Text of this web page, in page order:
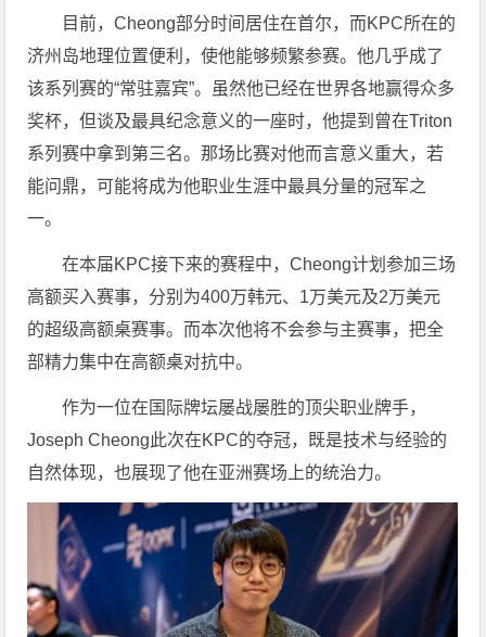
目前，Cheong部分时间居住在首尔，而KPC所在的
济州岛地理位置便利，使他能够频繁参赛。他几乎成了
该系列赛的“常驻嘉宾”。虽然他已经在世界各地赢得众多
奖杯，但谈及最具纪念意义的一座时，他提到曾在Triton
系列赛中拿到第三名。那场比赛对他而言意义重大，若
能问鼎，可能将成为他职业生涯中最具分量的冠军之
一。
在本届KPC接下来的赛程中，Cheong计划参加三场
高额买入赛事，分别为400万韩元、1万美元及2万美元
的超级高额桌赛事。而本次他将不会参与主赛事，把全
部精力集中在高额桌对抗中。
作为一位在国际牌坛屡战屡胜的顶尖职业牌手，
Joseph Cheong此次在KPC的夺冠，既是技术与经验的
自然体现，也展现了他在亚洲赛场上的统治力。